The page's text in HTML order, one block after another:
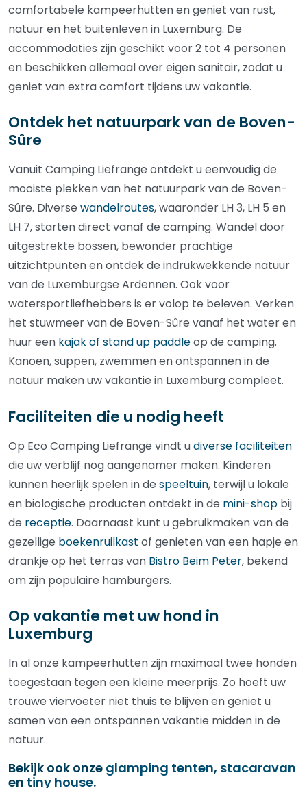
comfortabele kampeerhutten en geniet van rust,
natuur en het buitenleven in Luxemburg. De
accommodaties zijn geschikt voor 2 tot 4 personen
en beschikken allemaal over eigen sanitair, zodat u
geniet van extra comfort tijdens uw vakantie.
Ontdek het natuurpark van de Boven-
Sûre
Vanuit Camping Liefrange ontdekt u eenvoudig de
mooiste plekken van het natuurpark van de Boven-
Sûre. Diverse wandelroutes, waaronder LH 3, LH 5 en
LH 7, starten direct vanaf de camping. Wandel door
uitgestrekte bossen, bewonder prachtige
uitzichtpunten en ontdek de indrukwekkende natuur
van de Luxemburgse Ardennen. Ook voor
watersportliefhebbers is er volop te beleven. Verken
het stuwmeer van de Boven-Sûre vanaf het water en
huur een kajak of stand up paddleop de camping.
Kanoën, suppen, zwemmen en ontspannen in de
natuur maken uw vakantie in Luxemburg compleet.
Faciliteiten die u nodig heeft
Op Eco Camping Liefrange vindt udiverse faciliteiten
die uw verblijf nog aangenamer maken. Kinderen
kunnen heerlijk spelen in de speeltuin, terwijl u lokale
en biologische producten ontdekt in de mini-shop bij
de receptie. Daarnaast kunt u gebruikmaken van de
gezellige boekenruilkast of genieten van een hapje en
drankje op het terras van Bistro Beim Peter, bekend
om zijn populaire hamburgers.
Op vakantie met uw hond in
Luxemburg
In al onze kampeerhutten zijn maximaal twee honden
toegestaan tegen een kleine meerprijs. Zo hoeft uw
trouwe viervoeter niet thuis te blijven en geniet u
samen van een ontspannen vakantie midden in de
natuur.
Bekijk ook onze glamping tenten, stacaravan
en tiny house.